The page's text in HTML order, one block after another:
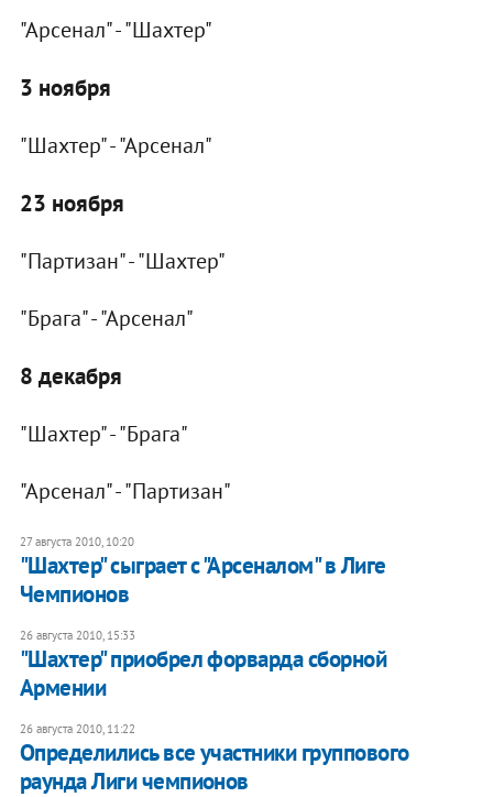
"Арсенал" - "Шахтер"
3 ноября
"Шахтер" - "Арсенал"
23 ноября
"Партизан" - "Шахтер"
"Брага" - "Арсенал"
8 декабря
"Шахтер" - "Брага"
"Арсенал" - "Партизан"
27 августа 2010, 10:20
"Шахтер" сыграет с "Арсеналом" в Лиге
Чемпионов
26 августа 2010, 15:33
"Шахтер" приобрел форварда сборной
Армении
26 августа 2010, 11:22
Определились все участники группового
раунда Лиги чемпионов